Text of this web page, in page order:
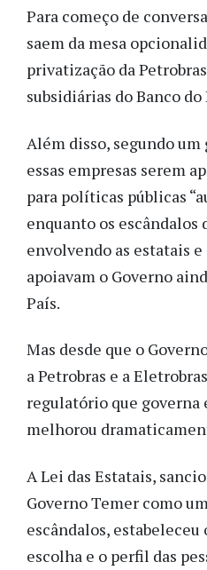
Para começo de
saem da mesa
privatização da
subsidiárias do Banco do
Além disso, segundo um
essas empresas serem
para políticas públicas
enquanto os escândalos
envolvendo as estatais
apoiavam o Governo
País.
Mas desde que o
a Petrobras e a
regulatório que governa
melhorou
A Lei das Estatais,
Governo Temer como
escândalos,
escolha e o perfil das